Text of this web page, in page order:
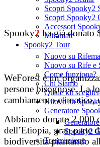
Scopri Spooky2
Scopri Spooky2
Accessori
Miramate
Spooky2 Tour
Nuovo su
Nuovo su Rife e
Come funziona?
Chi Siamo
Quale kit
Nuovo su
Generatore
Spooky2
Trasmissione
Spooky2 ha già donato
WeForest è
persone bisognose. La
cambiamento climatico,
Abbiamo donato 2.000
dell’Etiopia, gran parte
biodiversità piantando